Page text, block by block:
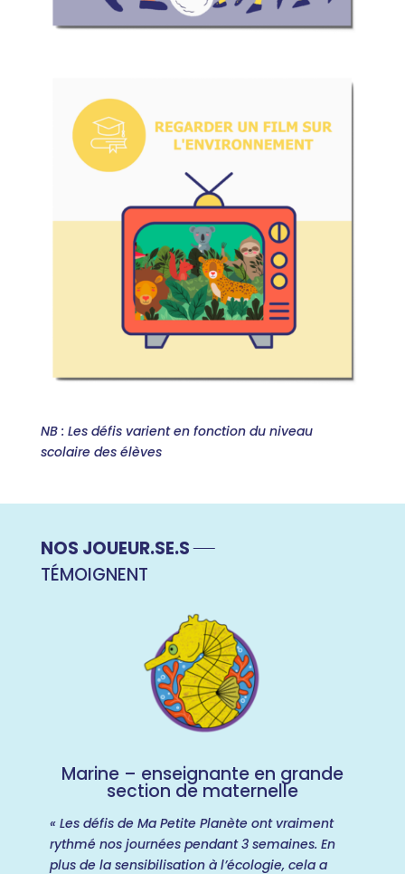
NB : Les défis varient en fonction du niveau
scolaire des élèves
NOS JOUEUR.SE.S
TÉMOIGNENT
Marine – enseignante en grande
section de maternelle
« Les défis de Ma Petite Planète ont vraiment
rythmé nos journées pendant 3 semaines. En
plus de la sensibilisation à l’écologie, cela a